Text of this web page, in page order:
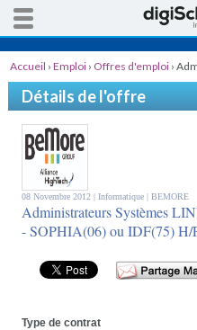
Accueil › Emploi › Offres d'emploi ›
Source (APACHE) - SOPHIA(06) ou
Détails de l'offre
08 Novembre 2012 | Informatique | BEMORE
Administrateurs Systèmes
- SOPHIA(06) ou IDF(75) H/
Type de contrat